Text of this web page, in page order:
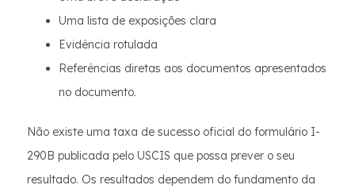
Uma lista de exposições clara
Evidência rotulada
Referências diretas aos documentos apresentados
no documento.
Não existe uma taxa de sucesso oficial do formulário I-
290B publicada pelo USCIS que possa prever o seu
resultado. Os resultados dependem do fundamento da